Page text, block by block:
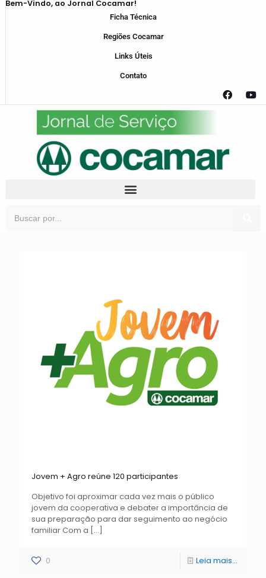
Bem-Vindo, ao Jornal Cocamar!
Ficha Técnica
Regiões Cocamar
Links Úteis
Contato
Jovem + Agro reúne 120 participantes
Objetivo foi aproximar cada vez mais o público
jovem da cooperativa e debater a importância de
sua preparação para dar seguimento ao negócio
familiar Com a […]
0 Leia mais...